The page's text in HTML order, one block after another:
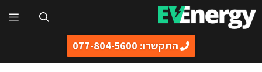
לדלג
לתוכן
התקשרו: 077-804-5600